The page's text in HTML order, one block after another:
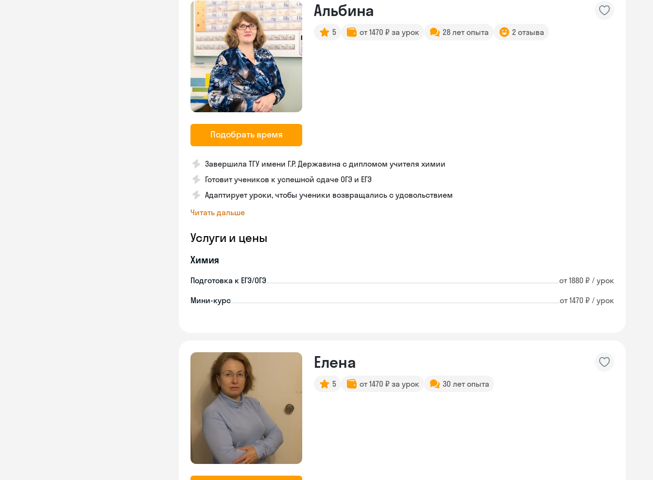
Подобрать время
Альбина
5 от 1470 ₽ за урок 28 лет опыта 2 отзыва
Завершила ТГУ имени Г.Р. Державина с дипломом учителя химии
Готовит учеников к успешной сдаче ОГЭ и ЕГЭ
Адаптирует уроки, чтобы ученики возвращались с удовольствием
Читать дальше
Услуги и цены
Химия
Подготовка к ЕГЭ/ОГЭ от 1880 ₽ / урок
Мини-курс от 1470 ₽ / урок
Елена
5 от 1470 ₽ за урок 30 лет опыта